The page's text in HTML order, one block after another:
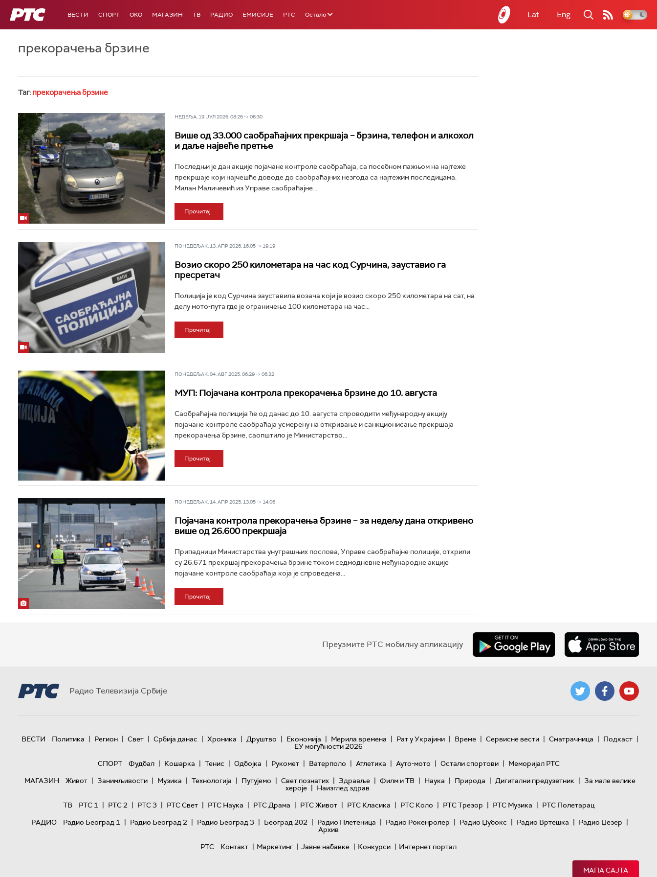
РТС ВЕСТИ СПОРТ OKO МАГАЗИН ТВ РАДИО ЕМИСИЈЕ РТС Остало Lat Eng
прекорачења брзине
Таг: прекорачења брзине
НЕДЕЉА, 19. ЈУЛ 2026, 08:26 -> 08:30
Више од 33.000 саобраћајних прекршаја – брзина, телефон и алкохол
и даље највеће претње
Последњи је дан акције појачане контроле саобраћаја, са посебном пажњом на најтеже
прекршаје који најчешће доводе до саобраћајних незгода са најтежим последицама.
Милан Маличевић из Управе саобраћајне...
Прочитај
ПОНЕДЕЉАК, 13. АПР 2026, 16:05 -> 19:19
Возио скоро 250 километара на час код Сурчина, зауставио га
пресретач
Полиција је код Сурчина зауставила возача који је возио скоро 250 километара на сат, на
делу мото-пута где је ограничење 100 километара на час...
Прочитај
ПОНЕДЕЉАК, 04. АВГ 2025, 06:29 -> 06:32
МУП: Појачана контрола прекорачења брзине до 10. августа
Саобраћајна полиција ће од данас до 10. августа спроводити међународну акцију
појачане контроле саобраћаја усмерену на откривање и санкционисање прекршаја
прекорачења брзине, саопштило је Министарство...
Прочитај
ПОНЕДЕЉАК, 14. АПР 2025, 13:05 -> 14:06
Појачана контрола прекорачења брзине – за недељу дана откривено
више од 26.600 прекршаја
Припадници Министарства унутрашњих послова, Управе саобраћајне полиције, открили
су 26.671 прекршај прекорачења брзине током седмодневне међународне акције
појачане контроле саобраћаја која је спроведена...
Прочитај
Преузмите РТС мобилну апликацију
Радио Телевизија Србије
ВЕСТИ Политика | Регион | Свет | Србија данас | Хроника | Друштво | Економија | Мерила времена | Рат у Украјини | Време | Сервисне вести | Сматрачница | Подкаст |
ЕУ могућности 2026
СПОРТ
Фудбал | Кошарка | Тенис | Одбојка | Рукомет | Ватерполо | Атлетика | Ауто-мото | Остали спортови | Меморијал РТС
МАГАЗИН
Живот | Занимљивости | Музика | Технологијa | Путујемо | Свет познатих | Здравље | Филм и ТВ | Наука | Природа | Дигитални предузетник | За мале велике
хероје | Наизглед здрав
ТВ
РТС 1 | РТС 2 | РТС 3 | РТС Свет | РТС Наука | РТС Драма | РТС Живот | РТС Класика | РТС Коло | РТС Трезор | РТС Музика | РТС Полетарац
РАДИО
Радио Београд 1 | Радио Београд 2 | Радио Београд 3 | Београд 202 | Радио Плетеница | Радио Рокенролер | Радио Џубокс | Радио Вртешка | Радио Џезер |
Архив
РТС
Контакт | Маркетинг | Јавне набавке | Конкурси | Интернет портал
МАПА САЈТА